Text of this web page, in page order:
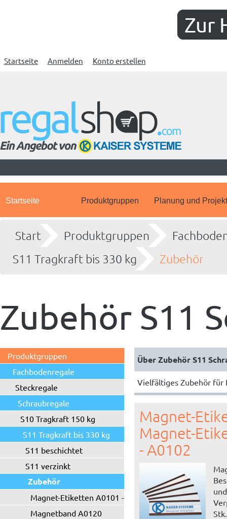
Zur
Startseite Anmelden Konto erstellen
Startseite Produktgruppen Planung und
Start Produktgruppen
S11 Tragkraft bis 330 kg
Zubehör
Zubehör S11
Produktgruppen
Fachbodenregale
Steckregale
Schraubregale
S10 Tragkraft 150 kg
S11 Tragkraft bis 330 kg
S11 beschichtet
S11 verzinkt
Zubehör
Magnet-Etiketten A0101 - A0102
Magnetband A0120
Über Zubehör S11
Vielfältiges Zubehör für
Magnet-
Magnet-
- A0102